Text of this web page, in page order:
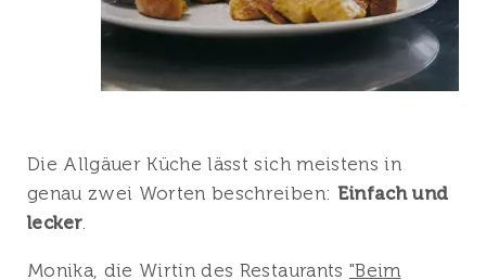
Die Allgäuer Küche lässt sich meistens in
genau zwei Worten beschreiben: Einfach und
lecker.
Monika, die Wirtin des Restaurants "Beim